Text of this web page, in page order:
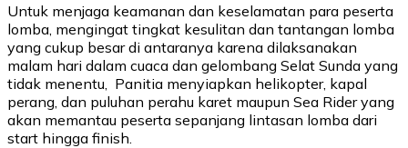
Untuk menjaga keamanan dan keselamatan para peserta
lomba, mengingat tingkat kesulitan dan tantangan lomba
yang cukup besar di antaranya karena dilaksanakan
malam hari dalam cuaca dan gelombang Selat Sunda yang
tidak menentu, Panitia menyiapkan helikopter, kapal
perang, dan puluhan perahu karet maupun Sea Rider yang
akan memantau peserta sepanjang lintasan lomba dari
start hingga finish.